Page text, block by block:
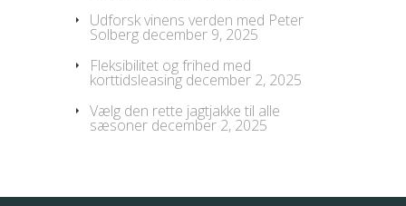
Udforsk vinens verden med Peter
Solberg december 9, 2025
Fleksibilitet og frihed med
korttidsleasing december 2, 2025
Vælg den rette jagtjakke til alle
sæsoner december 2, 2025